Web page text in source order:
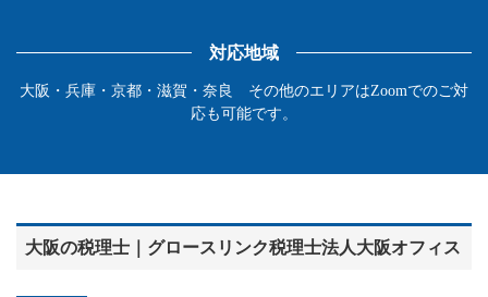
対応地域
大阪・兵庫・京都・滋賀・奈良 その他のエリアはZoomでのご対
応も可能です。
大阪の税理士｜グロースリンク税理士法人大阪オフィス